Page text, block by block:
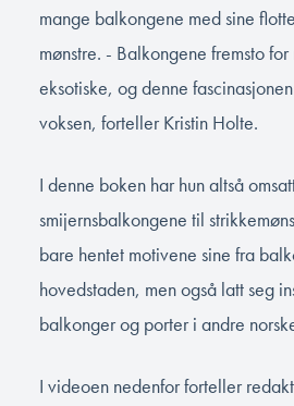
mange balkongene med sine
mønstre. - Balkongene fremsto
eksotiske, og denne
voksen, forteller Kristin Holte.
I denne boken har hun altså
smijernsbalkongene til
bare hentet motivene sine fra
hovedstaden, men også latt seg
balkonger og porter i andre
I videoen nedenfor forteller